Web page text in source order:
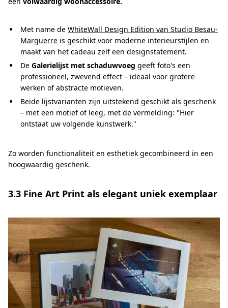
Met name de WhiteWall Design Edition van Studio Besau-
Marguerre is geschikt voor moderne interieurstijlen en
maakt van het cadeau zelf een designstatement.
De Galerielijst met schaduwvoeg geeft foto's een
professioneel, zwevend effect – ideaal voor grotere
werken of abstracte motieven.
Beide lijstvarianten zijn uitstekend geschikt als geschenk
– met een motief of leeg, met de vermelding: "Hier
ontstaat uw volgende kunstwerk."
Zo worden functionaliteit en esthetiek gecombineerd in een
hoogwaardig geschenk.
3.3 Fine Art Print als elegant uniek exemplaar